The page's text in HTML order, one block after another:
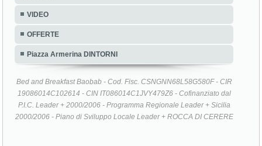
VIDEO
OFFERTE
Piazza Armerina DINTORNI
Bed and Breakfast Baobab - Cod. Fisc. CSNGNN68L58G580F - CIR
19086014C102614 - CIN IT086014C1JVY479Z6 - Cofinanziato dal
P.I.C. Leader + 2000/2006 - Programma Regionale Leader + Sicilia
2000/2006 - Piano di Sviluppo Locale Leader + ROCCA DI CERERE